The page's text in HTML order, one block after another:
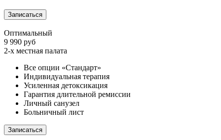
Записаться
Оптимальный
9 990 руб
2-х местная палата
Все опции «Стандарт»
Индивидуальная терапия
Усиленная детоксикация
Гарантия длительной ремиссии
Личный санузел
Больничный лист
Записаться